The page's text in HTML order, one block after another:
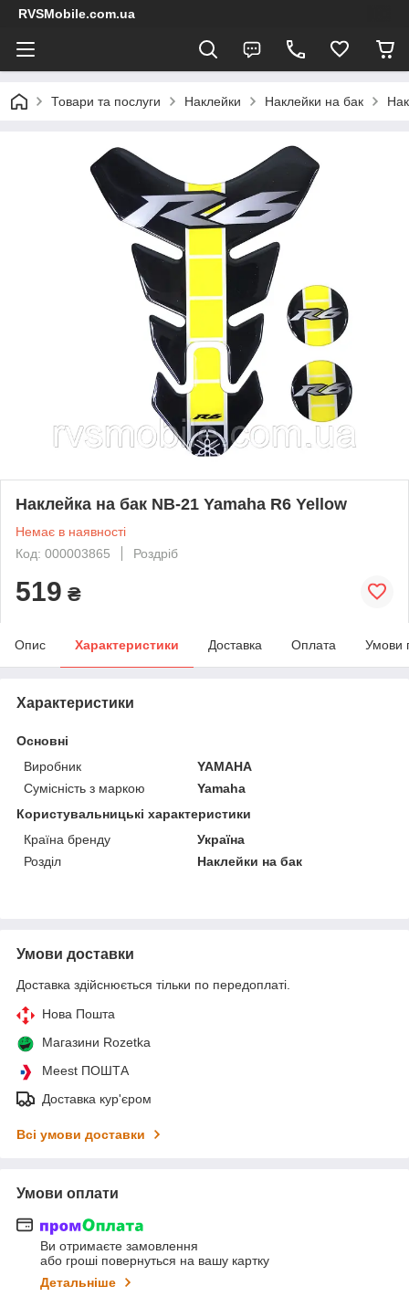
RVSMobile.com.ua
Товари та послуги Наклейки Наклейки на бак
Наклейка на бак NB-21 Yamaha R6 Yellow
Немає в наявності
Код: 000003865
Роздріб
519 ₴
Опис Характеристики Доставка Оплата Умови
Характеристики
Основні
Виробник
YAMAHA
Сумісність з маркою
Yamaha
Користувальницькі характеристики
Країна бренду
Україна
Розділ
Наклейки на бак
Умови доставки
Доставка здійснюється тільки по передоплаті.
Нова Пошта
Магазини Rozetka
Meest ПОШТА
Доставка кур'єром
Всі умови доставки
Умови оплати
Ви отримаєте замовлення
або гроші повернуться на вашу картку
Детальніше